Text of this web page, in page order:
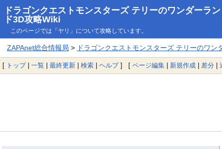
ドラゴンクエストモンスターズ テリーのワンダーラン
ド3D攻略Wiki
このページでは「ヤリ」について攻略しています。
ZAPAnet総合情報局 > ドラゴンクエストモンスターズ テリーのワン
[ トップ| 一覧 | 最終更新 | 検索 | ヘルプ] [ ページ編集 | 新規作成 | 差分 |